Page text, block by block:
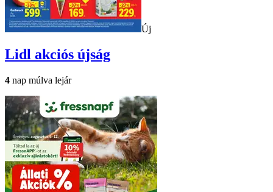
Új
Lidl akciós újság
4 nap múlva lejár